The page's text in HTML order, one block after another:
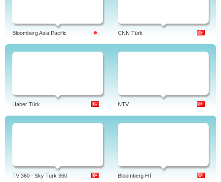
Bloomberg Asia Pacific CNN Türk
Haber Türk NTV
TV 360 - Sky Turk 360 Bloomberg HT